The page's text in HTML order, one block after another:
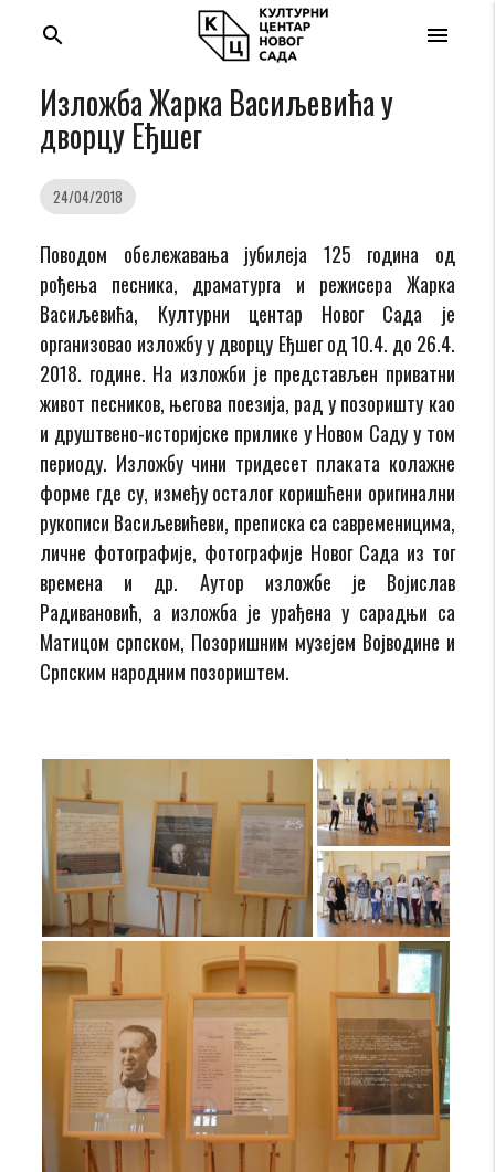
menu
search
Изложба Жарка Васиљевића у
дворцу Еђшег
24/04/2018
Поводом обележавања јубилеја 125 година од
рођења песника, драматурга и режисера Жарка
Васиљевића, Културни центар Новог Сада је
организовао изложбу у дворцу Еђшег од 10.4. до 26.4.
2018. године. На изложби је представљен приватни
живот песников, његова поезија, рад у позоришту као
и друштвено-историјске прилике у Новом Саду у том
периоду. Изложбу чини тридесет плаката колажне
форме где су, између осталог коришћени оригинални
рукописи Васиљевићеви, преписка са савременицима,
личне фотографије, фотографије Новог Сада из тог
времена и др. Аутор изложбе је Војислав
Радивановић, а изложба је урађена у сарадњи са
Матицом српском, Позоришним музејем Војводине и
Српским народним позориштем.